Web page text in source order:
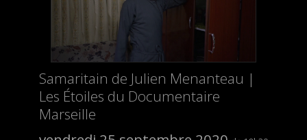
Samaritain de Julien Menanteau |
Les Étoiles du Documentaire
Marseille